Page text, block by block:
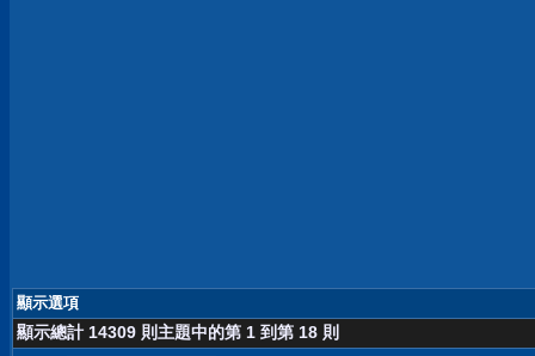
顯示選項
顯示總計 14309 則主題中的第 1 到第 18 則